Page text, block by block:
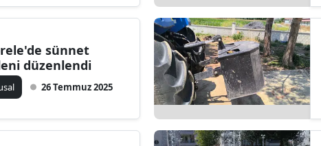
Bolu
Burdur
Bursa
Çanakkale
Çankırı
sünnet
düzenlendi
26 Temmuz 2025